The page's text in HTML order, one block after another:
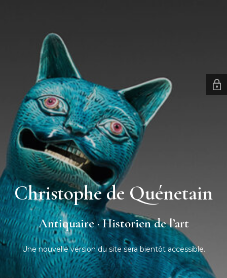
Christophe de Quénetain
Antiquaire · Historien de l’art
Une nouvelle version du site sera bientôt accessible.